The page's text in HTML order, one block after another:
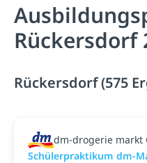
Rückersdorf
Rückersdorf (575
dm-drogerie markt
Schülerpraktikum dm-